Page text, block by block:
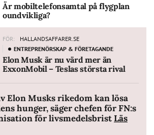
Är mobiltelefonsamtal på flygplan
oundvikliga?
FÖR:
HALLANDSAFFARER.SE
ENTREPRENÖRSKAP & FÖRETAGANDE
Elon Musk är nu värd mer än
ExxonMobil – Teslas största rival
Elon Musks rikedom kan lösa
hunger, säger chefen för FN:s
för livsmedelsbristLäs